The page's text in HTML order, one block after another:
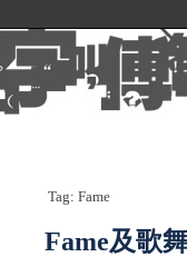
Tag: Fame
Fame及歌